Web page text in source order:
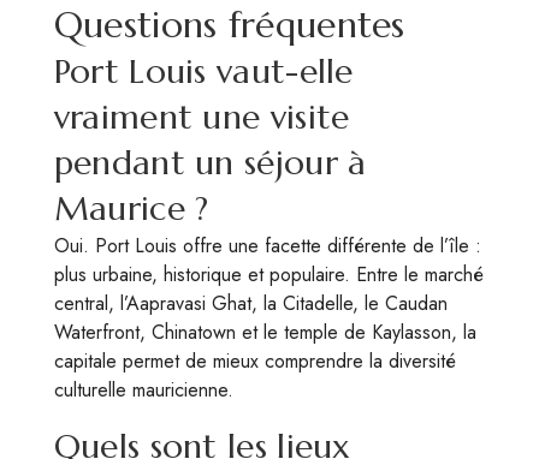
Questions fréquentes
Port Louis vaut-elle
vraiment une visite
pendant un séjour à
Maurice ?
Oui. Port Louis offre une facette différente de l’île :
plus urbaine, historique et populaire. Entre le marché
central, l’Aapravasi Ghat, la Citadelle, le Caudan
Waterfront, Chinatown et le temple de Kaylasson, la
capitale permet de mieux comprendre la diversité
culturelle mauricienne.
Quels sont les lieux